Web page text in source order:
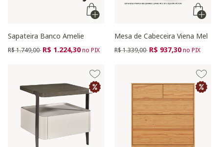
Sapateira Banco Amelie
Preço reduzido de
R$ 1.749,00 para
R$ 1.224,30no PIX
Mesa de Cabeceira Viena Mel
Preço reduzido de
R$ 1.339,00 para
R$ 937,30no PIX